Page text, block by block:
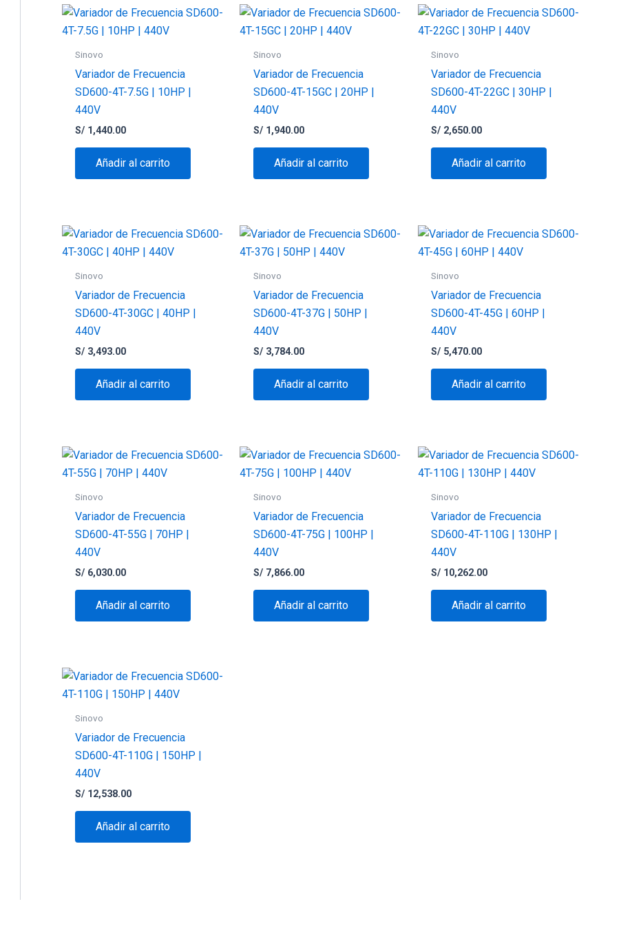
Sinovo
Variador de Frecuencia
SD600-4T-7.5G | 10HP |
440V
S/ 1,440.00
Añadir al carrito
Sinovo
Variador de Frecuencia
SD600-4T-15GC | 20HP |
440V
S/1,940.00
Añadir al carrito
Sinovo
Variador de Frecuencia
SD600-4T-22GC | 30HP |
440V
S/2,650.00
Añadir al carrito
Sinovo
Variador de Frecuencia
SD600-4T-30GC | 40HP |
440V
S/ 3,493.00
Añadir al carrito
Sinovo
Variador de Frecuencia
SD600-4T-37G | 50HP |
440V
S/3,784.00
Añadir al carrito
Sinovo
Variador de Frecuencia
SD600-4T-45G | 60HP |
440V
S/5,470.00
Añadir al carrito
Sinovo
Variador de Frecuencia
SD600-4T-55G | 70HP |
440V
S/ 6,030.00
Añadir al carrito
Sinovo
Variador de Frecuencia
SD600-4T-75G | 100HP |
440V
S/7,866.00
Añadir al carrito
Sinovo
Variador de Frecuencia
SD600-4T-110G | 130HP |
440V
S/10,262.00
Añadir al carrito
Sinovo
Variador de Frecuencia
SD600-4T-110G | 150HP |
440V
S/ 12,538.00
Añadir al carrito